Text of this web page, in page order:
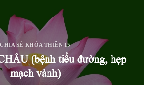
CHIA SẺ KHÓA THIỀN 15
(bệnh tiểu đường, hẹp
mạch vành)